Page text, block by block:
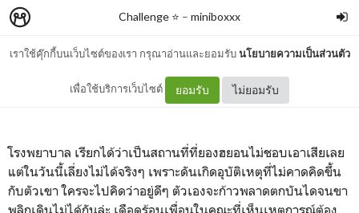
เราใช้คุ๊กกี้บนเว็บไซต์ของเรา กรุณาอ่านและยอมรับนโยบายความเป็นส่วนตัว
เพื่อใช้บริการเว็บไซต์ ยอมรับ ไม่ยอมรับ
Challenge ⭐ – miniboxxx
X-RAY (Youngk x Jae)
โรงพยาบาล เรียกได้ว่าเป็นสถานที่ที่ยองฮยอนไม่ชอบเอาเสียเลย
แต่ในวันนี้เลี่ยงไม่ได้จริงๆ เพราะดันเกิดอุบัติเหตุที่ไม่คาดคิดขึ้น
กับตัวเขา ใครจะไปคิดว่าอยู่ดีๆ ตัวเองจะก้าวพลาดตกบันไดจนขา
พลิกเดินไม่ได้กันล่ะ เดือดร้อนเพื่อนในคณะที่เห็นเหตุการณ์ต้อง